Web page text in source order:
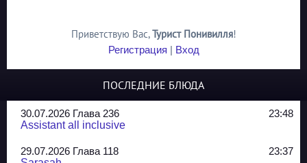
Приветствую Вас,Турист Понивилля!
Регистрация | Вход
ПОСЛЕДНИЕ БЛЮДА
30.07.2026 Глава 236
23:48
Assistant all inclusive
29.07.2026 Глава 118
23:37